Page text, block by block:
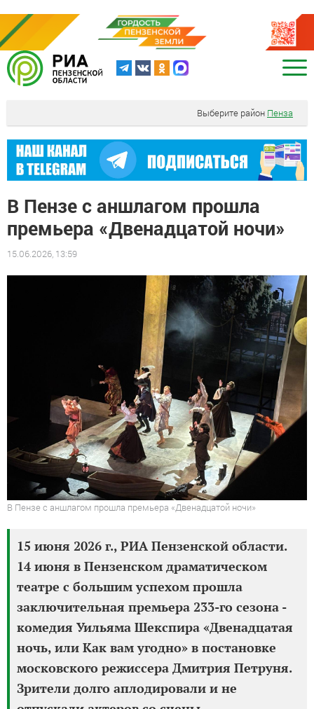
Выберите район Пенза
В Пензе с аншлагом прошла
премьера «Двенадцатой ночи»
15.06.2026, 13:59
В Пензе с аншлагом прошла премьера «Двенадцатой ночи»
15 июня 2026 г., РИА Пензенской области.
14 июня в Пензенском драматическом
театре с большим успехом прошла
заключительная премьера 233-го сезона -
комедия Уильяма Шекспира «Двенадцатая
ночь, или Как вам угодно» в постановке
московского режиссера Дмитрия Петруня.
Зрители долго аплодировали и не